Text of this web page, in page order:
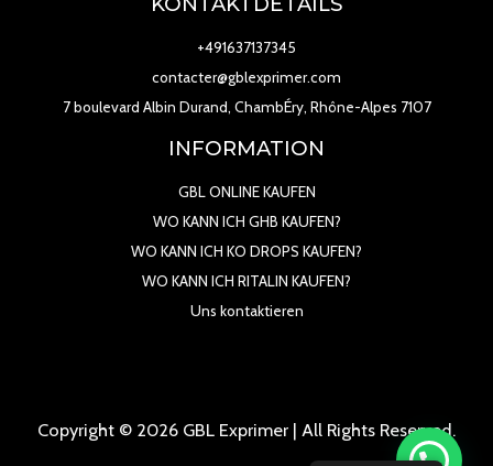
+491637137345
contacter@gblexprimer.com
7 boulevard Albin Durand, ChambÉry, Rhône-Alpes 7107
INFORMATION
GBL ONLINE KAUFEN
WO KANN ICH GHB KAUFEN?
WO KANN ICH KO DROPS KAUFEN?
WO KANN ICH RITALIN KAUFEN?
Uns kontaktieren
Copyright © 2026 GBL Exprimer | All Rights Reserved.